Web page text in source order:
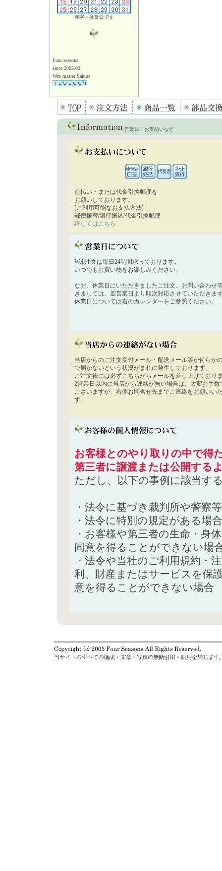
赤字＝休業日です
Four seasons
since 2005.02
Web master Sakura
営業日・お支払いなど
前払い・または代金引換郵便を
お願いしております。
[ご利用可能なお支払方法]
郵便振替/銀行振込/代金引換郵便
詳しくはこちら
Web注文は毎日24時間承っております。
いつでもお買い物をお楽しみください。
なお、休業日にいただきましたご注文、お問い合わせ
きましては、翌営業日より順次対応させていただきま
休業日については右のカレンダーをご参照ください。
当店からのご注文受付メール・配送メール等が何らか
で届かないという状況がまれに発生しております。
ご注文後には必ずこちらからメールを差し上げており
2営業日以内に当店から連絡が無い場合は、大変お手数
ございますが、右側お問合せ先までご連絡をお願いい
す。
お客様とのやり取りの中で得
第三者に譲渡または公開する
ただし、以下の事例に該当す
・法令に基づき裁判所や警察
・法令に特別の規定がある場合
・お客様や第三者の生命・身
同意を得ることができない場
・法令や当社のご利用規約・
利、財産またはサービスを保
意を得ることができない場合